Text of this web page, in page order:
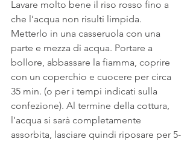
Lavare molto bene il riso rosso fino a
che l’acqua non risulti limpida.
Metterlo in una casseruola con una
parte e mezza di acqua. Portare a
bollore, abbassare la fiamma, coprire
con un coperchio e cuocere per circa
35 min. (o per i tempi indicati sulla
confezione). Al termine della cottura,
l’acqua si sarà completamente
assorbita, lasciare quindi riposare per 5-